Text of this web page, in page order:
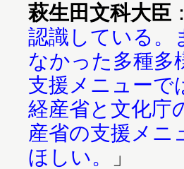
萩生田文科大臣
認識している。
なかった多種多
支援メニューで
経産省と文化庁
産省の支援メニ
ほしい。
」